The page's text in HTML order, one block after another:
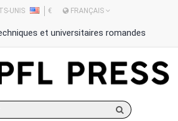
UNIS € FRANÇAIS
et universitaires romandes
sur